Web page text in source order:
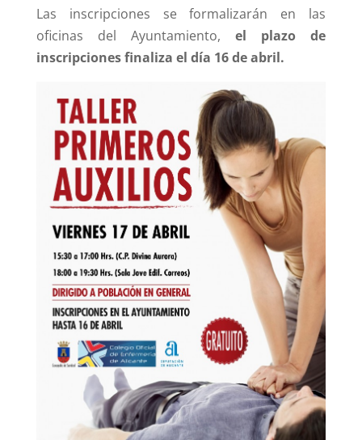
Las inscripciones se formalizarán en las
oficinas del Ayuntamiento,el plazo de
inscripciones finaliza el día 16 de abril.